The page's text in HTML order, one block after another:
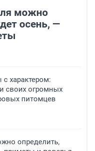
можно
осень, —
характером:
своих огромных
питомцев
определить,